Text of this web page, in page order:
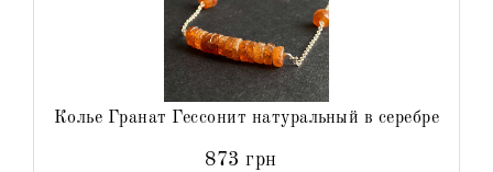
Колье Гранат Гессонит натуральный в серебре
873 грн